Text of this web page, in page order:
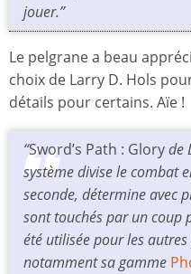
jouer.”
Le pelgrane a beau
choix de Larry D. Hols
détails pour certains. Aïe !
“Sword’s Path : Gloryde
système divise le combat
seconde, détermine avec
sont touchés par un coup
été utilisée pour les
notamment sa gamme